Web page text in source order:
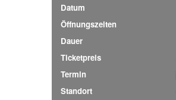
Datum
Öffnungszeiten
Dauer
Ticketpreis
Termin
Standort